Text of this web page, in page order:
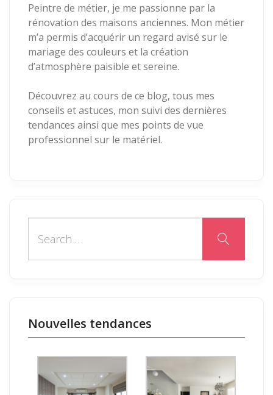
Peintre de métier, je me passionne par la
rénovation des maisons anciennes. Mon métier
m’a permis d’acquérir un regard avisé sur le
mariage des couleurs et la création
d’atmosphère paisible et sereine.
Découvrez au cours de ce blog, tous mes
conseils et astuces, mon suivi des dernières
tendances ainsi que mes points de vue
professionnel sur le matériel.
Nouvelles tendances